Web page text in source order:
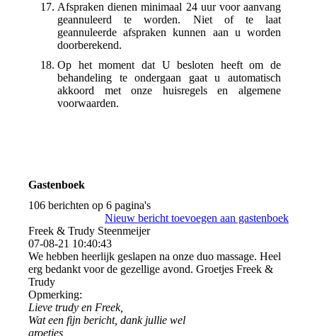
Afspraken dienen minimaal 24 uur voor aanvang
geannuleerd te worden. Niet of te laat
geannuleerde afspraken kunnen aan u worden
doorberekend.
Op het moment dat U besloten heeft om de
behandeling te ondergaan gaat u automatisch
akkoord met onze huisregels en algemene
voorwaarden.
Gastenboek
106 berichten op 6 pagina's
Nieuw bericht toevoegen aan gastenboek
Freek & Trudy Steenmeijer
07-08-21 10:40:43
We hebben heerlijk geslapen na onze duo massage. Heel
erg bedankt voor de gezellige avond. Groetjes Freek &
Trudy
Opmerking:
Lieve trudy en Freek,
Wat een fijn bericht, dank jullie wel
groetjes